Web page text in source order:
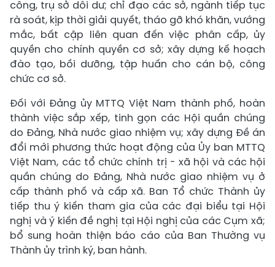
công, trụ sở dôi dư; chỉ đạo các sở, ngành tiếp tục
rà soát, kịp thời giải quyết, tháo gỡ khó khăn, vướng
mắc, bất cập liên quan đến việc phân cấp, ủy
quyền cho chính quyền cơ sở; xây dựng kế hoạch
đào tạo, bồi dưỡng, tập huấn cho cán bộ, công
chức cơ sở.
Đối với Đảng ủy MTTQ Việt Nam thành phố, hoàn
thành việc sắp xếp, tinh gọn các Hội quần chúng
do Đảng, Nhà nước giao nhiệm vụ; xây dựng Đề án
đổi mới phương thức hoạt động của Ủy ban MTTQ
Việt Nam, các tổ chức chính trị - xã hội và các hội
quần chúng do Đảng, Nhà nước giao nhiệm vụ ở
cấp thành phố và cấp xã. Ban Tổ chức Thành ủy
tiếp thu ý kiến tham gia của các đại biểu tại Hội
nghị và ý kiến đề nghị tại Hội nghị của các Cụm xã;
bổ sung hoàn thiện báo cáo của Ban Thường vụ
Thành ủy trình ký, ban hành.